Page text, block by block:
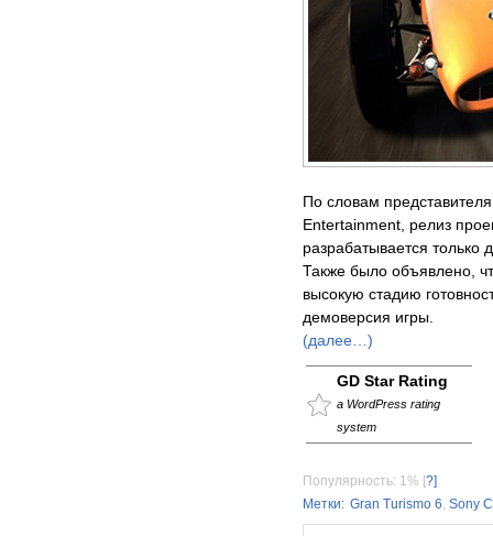
По словам
Entertainment, релиз
разрабатывается
Также было объявлено,
высокую стадию
демоверсия игры.
(далее…)
GD Star Rating
a WordPress rating
system
Популярность: 1% [?]
Метки: Gran Turismo 6, Sony